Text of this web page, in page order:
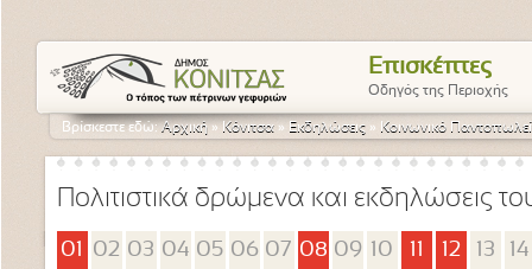
Επισκέπτες
Οδηγός της Περιοχής
Βρίσκεστε εδώ:Αρχική » Κόνιτσα » Εκδηλώσεις » Κοινωνικό
Πολιτιστικά δρώμενα και εκδηλώσεις
01 02 03 04 05 06 07 08 09 10 12 13 14